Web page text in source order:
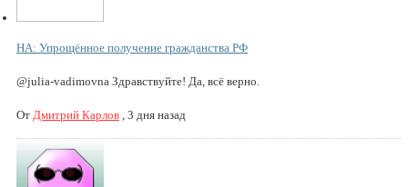
НА: Упрощённое получение гражданства РФ
@julia-vadimovna Здравствуйте! Да, всё верно.
От Дмитрий Карлов , 3 дня назад